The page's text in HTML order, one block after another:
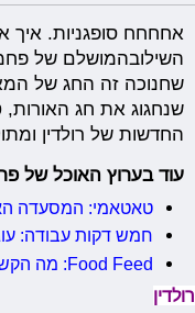
אחחחח סופגניות. איך
השילובהמושלם של
שחנוכה זה החג של
שנחגוג את חג האורות,
החדשות של רולדין
עוד בערוץ האוכל של
טאטאמי: המסעדה
חמש דקות עבודה:
Food Feed: מה הקשר של מלך לבייקון?
רולדין